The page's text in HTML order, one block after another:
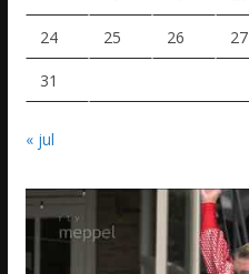
24 25 26 27
31
« jul